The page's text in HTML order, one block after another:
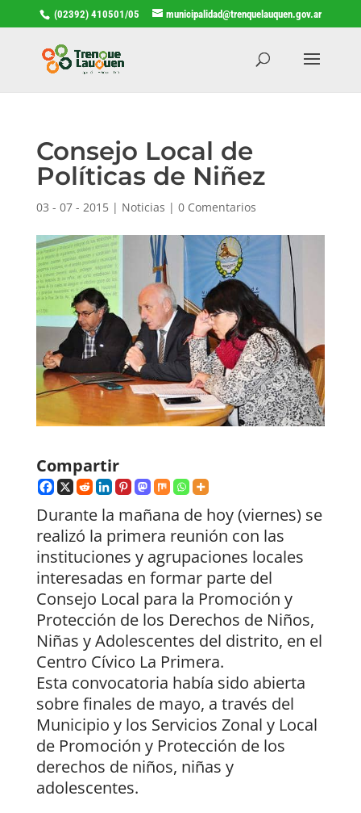
(02392) 410501/05 municipalidad@trenquelauquen.gov.ar
Consejo Local de
Políticas de Niñez
03 - 07 - 2015| Noticias | 0 Comentarios
Compartir
Durante la mañana de hoy (viernes) se
realizó la primera reunión con las
instituciones y agrupaciones locales
interesadas en formar parte del
Consejo Local para la Promoción y
Protección de los Derechos de Niños,
Niñas y Adolescentes del distrito, en el
Centro Cívico La Primera.
Esta convocatoria había sido abierta
sobre finales de mayo, a través del
Municipio y los Servicios Zonal y Local
de Promoción y Protección de los
derechos de niños, niñas y
adolescentes.